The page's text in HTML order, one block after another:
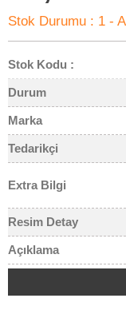
Stok Durumu : 1 -
Stok Kodu :
Durum
Marka
Tedarikçi
Extra Bilgi
Resim Detay
Açıklama